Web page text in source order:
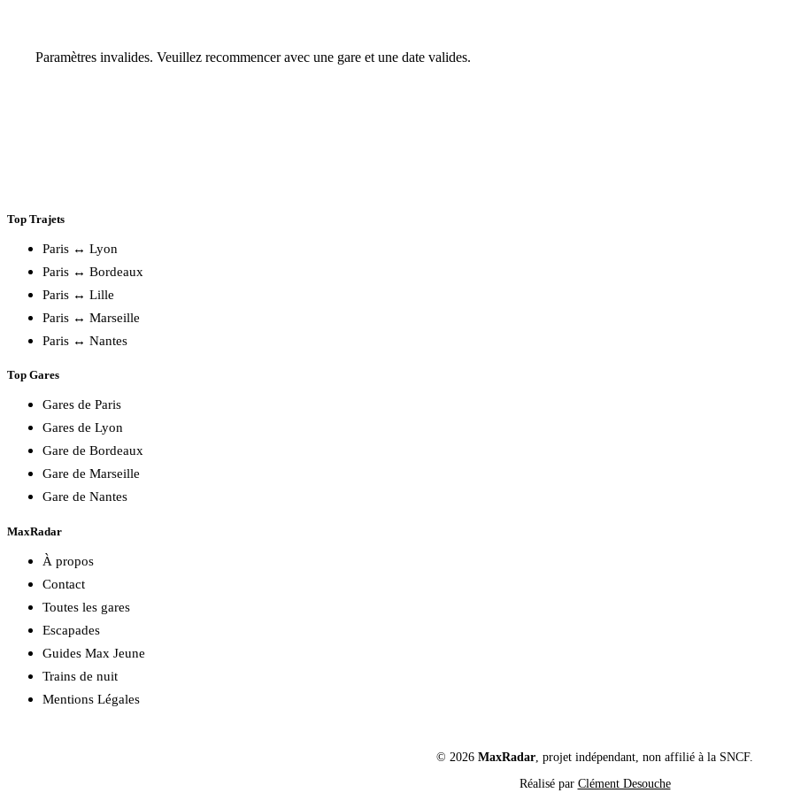
Paramètres invalides. Veuillez recommencer avec une gare et une date valides.
Top Trajets
Paris ↔ Lyon
Paris ↔ Bordeaux
Paris ↔ Lille
Paris ↔ Marseille
Paris ↔ Nantes
Top Gares
Gares de Paris
Gares de Lyon
Gare de Bordeaux
Gare de Marseille
Gare de Nantes
MaxRadar
À propos
Contact
Toutes les gares
Escapades
Guides Max Jeune
Trains de nuit
Mentions Légales
© 2026 MaxRadar , projet indépendant, non affilié à la SNCF.
Réalisé par Clément Desouche